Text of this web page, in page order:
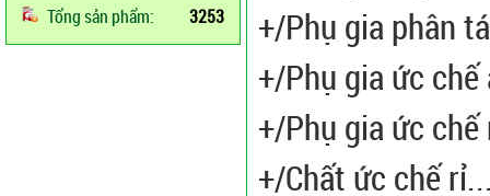
Tổng sản phẩm:
3253
+/Phụ gia phân
+/Phụ gia ức chế
+/Phụ gia ức
+/Chất ức chế